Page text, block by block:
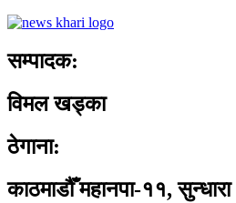
सम्पादक:
विमल खड्का
ठेगाना:
काठमाडौँ महानपा-११, सुन्धारा